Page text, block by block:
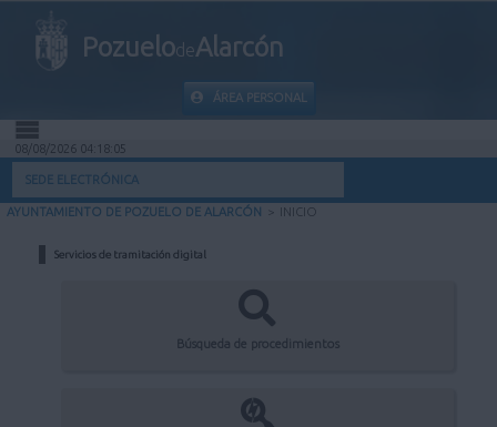
PozuelodeAlarcón
ÁREA PERSONAL
INICIO
INFORMACIÓN MUNICIPAL
08/08/2026 04:18:05
SEDE ELECTRÓNICA
AYUNTAMIENTO DE POZUELO DE ALARCÓN > INICIO
Servicios de tramitación digital
Búsqueda de procedimientos